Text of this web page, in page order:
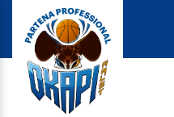
inhoud